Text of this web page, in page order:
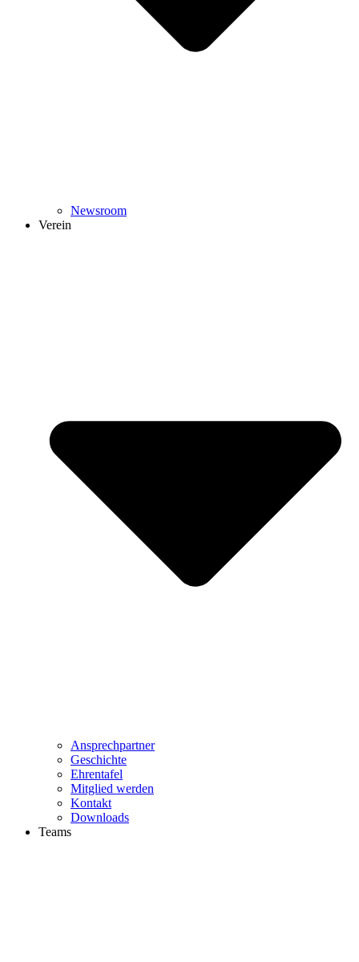
Newsroom
Verein
Ansprechpartner
Geschichte
Ehrentafel
Mitglied werden
Kontakt
Downloads
Teams